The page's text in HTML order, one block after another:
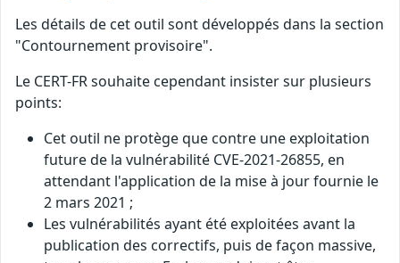
Les détails de cet outil sont développés dans la section
"Contournement provisoire".
Le CERT-FR souhaite cependant insister sur plusieurs
points:
Cet outil ne protège que contre une exploitation
future de la vulnérabilité CVE-2021-26855, en
attendant l'application de la mise à jour fournie le
2 mars 2021 ;
Les vulnérabilités ayant été exploitées avant la
publication des correctifs, puis de façon massive,